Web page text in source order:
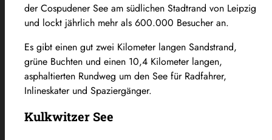
der Cospudener See am südlichen Stadtrand von Leipzig
und lockt jährlich mehr als 600.000 Besucher an.
Es gibt einen gut zwei Kilometer langen Sandstrand,
grüne Buchten und einen 10,4 Kilometer langen,
asphaltierten Rundweg um den See für Radfahrer,
Inlineskater und Spaziergänger.
Kulkwitzer See